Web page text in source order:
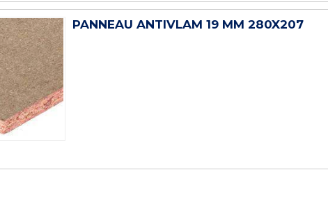
PANNEAU ANTIVLAM 19 MM 280X207